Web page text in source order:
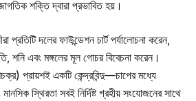
শক্তি দ্বারা প্রভাবিত হয়।
প্রতিটি দলের ফাউন্ডেশন চার্ট পর্যালোচনা করেন,
শনি এবং মঙ্গলের মূল গোচর বিবেচনা করেন।
প্রায়শই একটি কেন্দ্রবিন্দু—চাপের মধ্যে
স্থিরতা সবই নির্দিষ্ট গ্রহীয় সংযোজনের সাথে